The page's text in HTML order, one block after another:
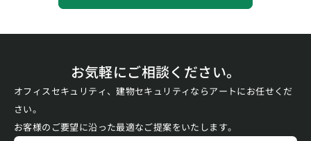
お気軽にご相談ください。
オフィスセキュリティ、建物セキュリティならアートにお任せくだ
さい。
お客様のご要望に沿った最適なご提案をいたします。